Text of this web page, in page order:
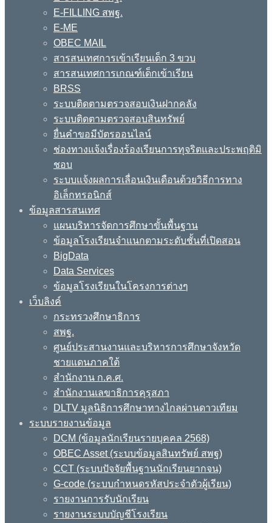
E-FILLING สพฐ.
E-ME
OBEC MAIL
สารสนเทศการเข้าเรียนเด็ก 3 ขวบ
สารสนเทศการเกณฑ์เด็กเข้าเรียน
BRSS
ระบบติดตามตรวจสอบเงินฝากคลัง
ระบบติดตามตรวจสอบสินทรัพย์
ยื่นคำขอมีบัตรออนไลน์
ช่องทางแจ้งเรื่องร้องเรียนการทุจริตและประพฤติมิ
ชอบ
ระบบแจ้งผลการเลื่อนเงินเดือนด้วยวิธีการทาง
อิเล็กทรอนิกส์
ข้อมูลสารสนเทศ
แผนบริหารจัดการศึกษาขั้นพื้นฐาน
ข้อมูลโรงเรียนจำแนกตามระดับชั้นที่เปิดสอน
BigData
Data Services
ข้อมูลโรงเรียนในโครงการต่างๆ
เว็บลิงค์
กระทรวงศึกษาธิการ
สพฐ.
ศูนย์ประสานงานและบริหารการศึกษาจังหวัด
ชายแดนภาคใต้
สำนักงาน ก.ค.ศ.
สำนักงานเลขาธิการคุรุสภา
DLTV มูลนิธิการศึกษาทางไกลผ่านดาวเทียม
ระบบรายงานข้อมูล
DCM (ข้อมูลนักเรียนรายบุคคล 2568)
OBEC Asset (ระบบข้อมูลสินทรัพย์ สพฐ)
CCT (ระบบปัจจัยพื้นฐานนักเรียนยากจน)
G-code (ระบบกำหนดรหัสประจำตัวผู้เรียน)
รายงานการรับนักเรียน
รายงานระบบบัญชีโรงเรียน